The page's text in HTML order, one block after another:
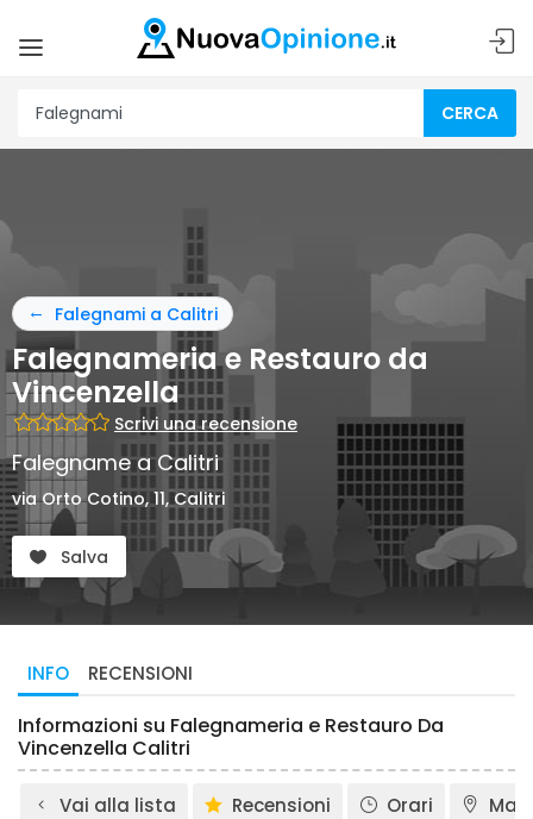
CERCA
Falegnami a Calitri
Falegnameria e Restauro da
Vincenzella
Scrivi una recensione
Falegname a Calitri
via Orto Cotino, 11, Calitri
Salva
INFO RECENSIONI
Informazioni su Falegnameria e Restauro Da
Vincenzella Calitri
Vai alla lista Recensioni Orari